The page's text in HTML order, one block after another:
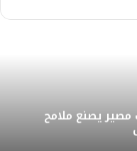
مصير يصنع ملامح